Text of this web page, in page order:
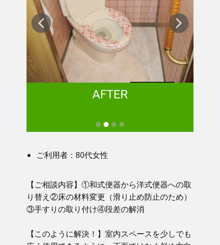
AFTER
ご利用者：80代女性
【ご相談内容】①​ 和式便器から洋式便器への取
り替え②床の材料変更（滑り止め防止のため）
③手すりの取り付け④段差の解消
【このように解決！】​​ 室内スペースを少しでも